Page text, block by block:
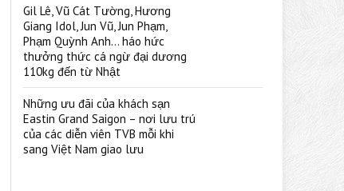
Gil Lê, Vũ Cát Tường, Hương
Giang Idol, Jun Vũ, Jun Phạm,
Phạm Quỳnh Anh… háo hức
thưởng thức cá ngừ đại dương
110kg đến từ Nhật
Những ưu đãi của khách sạn
Eastin Grand Saigon – nơi lưu trú
của các diễn viên TVB mỗi khi
sang Việt Nam giao lưu